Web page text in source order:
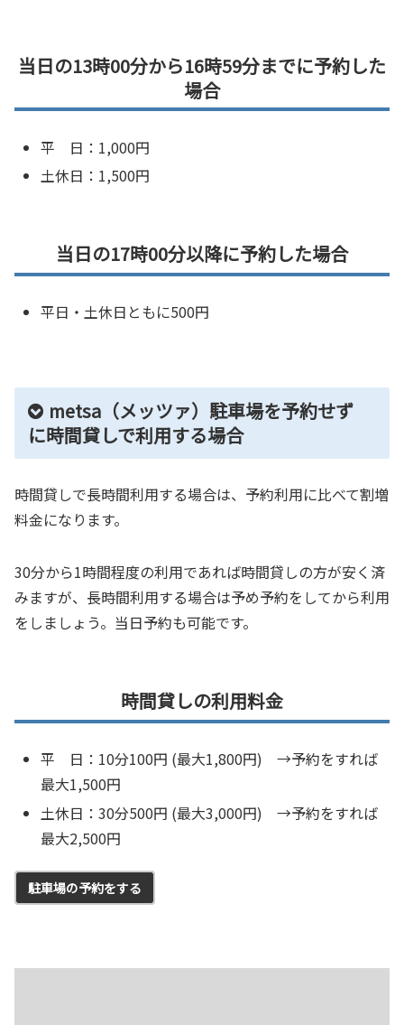
当日の13時00分から16時59分までに予約した
場合
平 日：1,000円
土休日：1,500円
当日の17時00分以降に予約した場合
平日・土休日ともに500円
metsa（メッツァ）駐車場を予約せず
に時間貸しで利用する場合
時間貸しで長時間利用する場合は、予約利用に比べて割増
料金になります。
30分から1時間程度の利用であれば時間貸しの方が安く済
みますが、長時間利用する場合は予め予約をしてから利用
をしましょう。当日予約も可能です。
時間貸しの利用料金
平 日：10分100円 (最大1,800円) →予約をすれば
最大1,500円
土休日：30分500円 (最大3,000円) →予約をすれば
最大2,500円
駐車場の予約をする